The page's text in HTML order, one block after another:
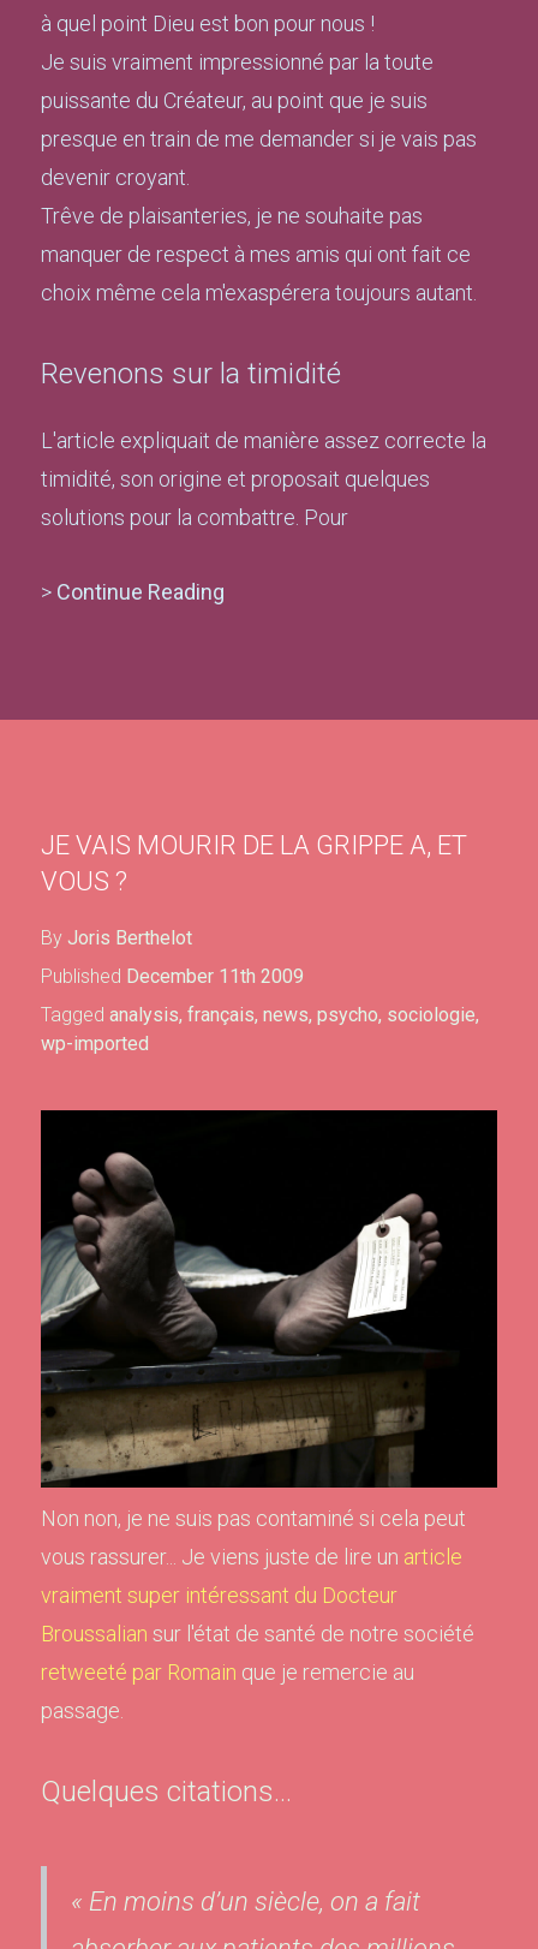
à quel point Dieu est bon pour nous !
Je suis vraiment impressionné par la toute
puissante du Créateur, au point que je suis
presque en train de me demander si je vais pas
devenir croyant.
Trêve de plaisanteries, je ne souhaite pas
manquer de respect à mes amis qui ont fait ce
choix même cela m'exaspérera toujours autant.
Revenons sur la timidité
L'article expliquait de manière assez correcte la
timidité, son origine et proposait quelques
solutions pour la combattre. Pour
> Continue Reading
JE VAIS MOURIR DE LA GRIPPE A, ET
VOUS ?
By Joris Berthelot
Published December 11th 2009
Tagged analysis, français, news, psycho, sociologie,
wp-imported
Non non, je ne suis pas contaminé si cela peut
vous rassurer... Je viens juste de lire un article
vraiment super intéressant du Docteur
Broussalian sur l'état de santé de notre société
retweeté par Romain que je remercie au
passage.
Quelques citations...
« En moins d’un siècle, on a fait